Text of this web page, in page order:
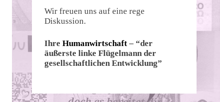
Wir freuen uns auf eine rege
Diskussion.
Ihre Humanwirtschaft – “der
äußerste linke Flügelmann der
gesellschaftlichen Entwicklung”